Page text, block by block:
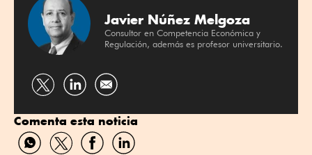
Javier Núñez Melgoza
Consultor en Competencia Económica y
Regulación, además es profesor universitario.
Compartir
Twitter
Compartir
Linkedin
Comenta esta noticia
CompartirCompartirCompartirCompartir